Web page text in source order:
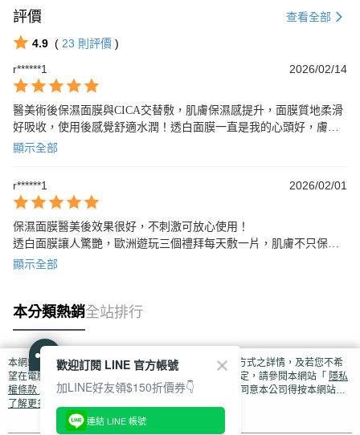
評價 查看全部
4.9 ( 23 則評價 )
r******1
2026/02/14
醫美術後保濕面膜與CICA交替敷，肌膚保濕感提升，面膜質地柔滑
好吸收，使用後感覺舒適水潤！透白面膜一直是我的心頭好，膚色
明亮度效果明顯，使用後肌膚柔嫩光滑，極力推薦！
顯示全部
r******1 2026/02/01
保濕面膜醫美後效果很好，不刺激可放心使用！
透白面膜讓人驚艷，歐洲遊玩三個禮拜每天敷一片，肌膚不只保濕
臉也清透亮麗，推薦給大家！
顯示全部
本分類熱銷全站排行
熱門標籤
本網站中使用 cookie，欲查詢有關本網站使用 cookie 方式之詳情，及若您不希
望在電腦上使用 cookie 時應如何變更電腦的 cookie 設定，請參閱本網站「 隱私
權條款
」之 Cookie 聲明。您繼續使用本網站即表示您同意本公司得按本網站使
用條款之 Cookie 聲明使用 cookie。
了解更多 >
歡迎訂閱 LINE 官方帳號
加LINE好友領$150折價券👇
連結 LINE 帳號